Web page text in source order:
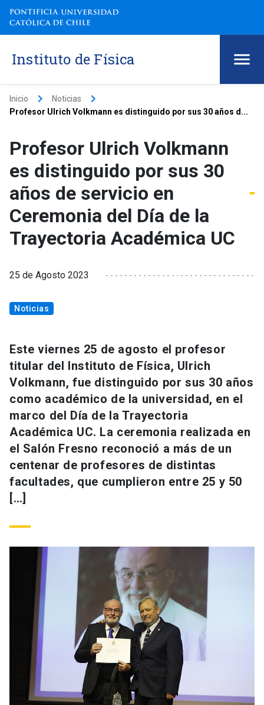
Instituto de Física
Inicio keyboard_arrow_right Noticias keyboard_arrow_right
Profesor Ulrich Volkmann es distinguido por sus 30 años d...
Profesor Ulrich Volkmann
es distinguido por sus 30
años de servicio en
Ceremonia del Día de la
Trayectoria Académica UC
25 de Agosto 2023
Noticias
Este viernes 25 de agosto el profesor
titular del Instituto de Física, Ulrich
Volkmann, fue distinguido por sus 30 años
como académico de la universidad, en el
marco del Día de la Trayectoria
Académica UC. La ceremonia realizada en
el Salón Fresno reconoció a más de un
centenar de profesores de distintas
facultades, que cumplieron entre 25 y 50
[…]